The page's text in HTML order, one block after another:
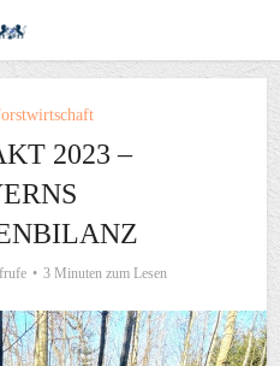
2023 –
3 Minuten zum Lesen